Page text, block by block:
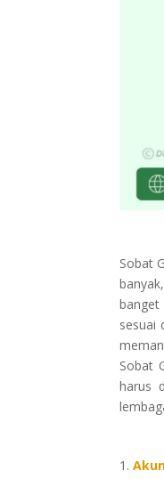
Sobat
banget
sesuai
Sobat
harus